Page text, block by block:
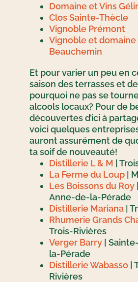
Domaine et Vins
Clos Sainte-Thècle
Vignoble Prémont
Vignoble et domaine
Beauchemin
Et pour varier un peu en
saison des terrasses et
pourquoi ne pas se
alcools locaux? Pour de
découvertes d’ici à
voici quelques
auront assurément de
ta soif de nouveauté!
Distillerie L & M |
La Ferme du Loup |
Les Boissons du Roy
Anne-de-la-Pérade
Distillerie Mariana |
Rhumerie Grands
Trois-Rivières
Verger Barry |
la-Pérade
Distillerie Wabasso |
Rivières